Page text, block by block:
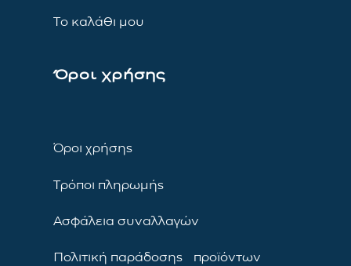
Το καλάθι μου
Όροι χρήσης
Όροι χρήσης
Τρόποι πληρωμής
Ασφάλεια συναλλαγών
Πολιτική παράδοσης προϊόντων